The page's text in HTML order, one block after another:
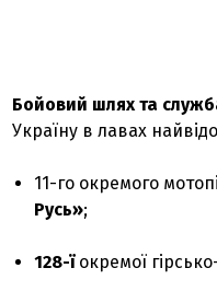
Бойовий шлях та
Україну в лавах
11-го окремого
Русь»;
128-їокремої